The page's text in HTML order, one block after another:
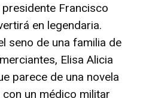
Francisco
en legendaria.
seno de una familia de
Elisa Alicia
parece de una novela
un médico militar